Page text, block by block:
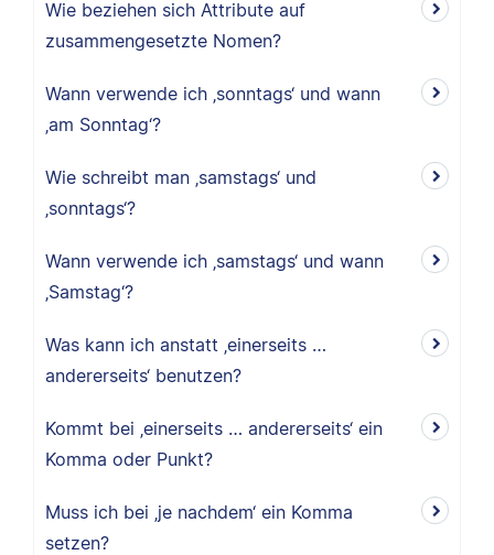
Wie beziehen sich Attribute auf
zusammengesetzte Nomen?
Wann verwende ich ‚sonntags‘ und wann
‚am Sonntag‘?
Wie schreibt man ‚samstags‘ und
‚sonntags‘?
Wann verwende ich ‚samstags‘ und wann
‚Samstag‘?
Was kann ich anstatt ‚einerseits …
andererseits‘ benutzen?
Kommt bei ‚einerseits … andererseits‘ ein
Komma oder Punkt?
Muss ich bei ‚je nachdem‘ ein Komma
setzen?